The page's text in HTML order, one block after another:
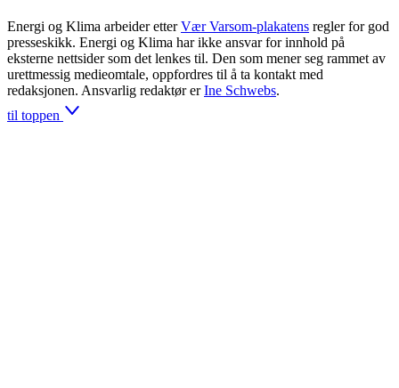
Energi og Klima arbeider etter Vær Varsom-plakatens regler for god
presseskikk. Energi og Klima har ikke ansvar for innhold på
eksterne nettsider som det lenkes til. Den som mener seg rammet av
urettmessig medieomtale, oppfordres til å ta kontakt med
redaksjonen. Ansvarlig redaktør er Ine Schwebs.
til toppen